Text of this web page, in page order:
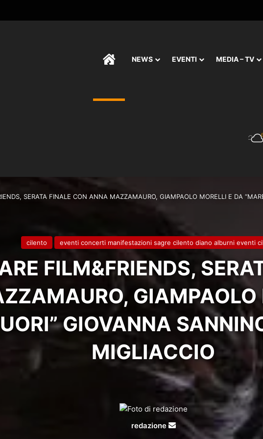
HOMENEWS EVENTI MEDIA – TV
SERATA FINALE CON ANNA MAZZAMAURO, GIAMPAOLO MORELLI E DA
cilento eventi concerti manifestazioni sagre cilento diano alburni eventi
FILM&FRIENDS,
GIAMPAOLO
GIOVANNA
MIGLIACCIO
redazione
Invia
un'email